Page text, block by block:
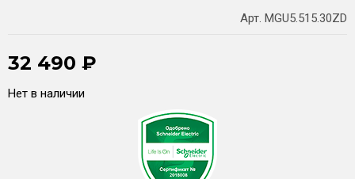
Арт. MGU5.515.30ZD
32 490 ₽
Нет в наличии